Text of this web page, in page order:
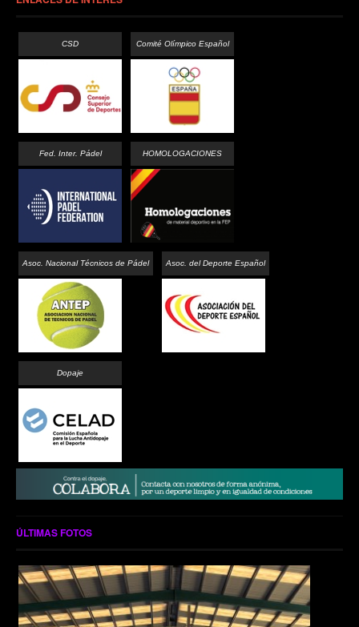
CSD Comité Olímpico Español
Fed. Inter. Pádel HOMOLOGACIONES
Asoc. Nacional Técnicos de Pádel Asoc. del Deporte Español
Dopaje
ÚLTIMAS FOTOS